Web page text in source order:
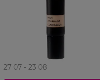
27 07 - 23 08